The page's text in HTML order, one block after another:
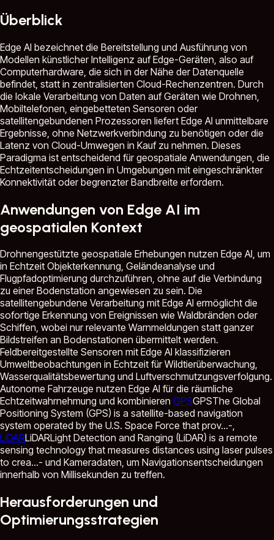
Überblick
Edge AI bezeichnet die Bereitstellung und Ausführung von
Modellen künstlicher Intelligenz auf Edge-Geräten, also auf
Computerhardware, die sich in der Nähe der Datenquelle
befindet, statt in zentralisierten Cloud-Rechenzentren. Durch
die lokale Verarbeitung von Daten auf Geräten wie Drohnen,
Mobiltelefonen, eingebetteten Sensoren oder
satellitengebundenen Prozessoren liefert Edge AI unmittelbare
Ergebnisse, ohne Netzwerkverbindung zu benötigen oder die
Latenz von Cloud-Umwegen in Kauf zu nehmen. Dieses
Paradigma ist entscheidend für geospatiale Anwendungen, die
Echtzeitentscheidungen in Umgebungen mit eingeschränkter
Konnektivität oder begrenzter Bandbreite erfordern.
Anwendungen von Edge AI im
geospatialen Kontext
Drohnengestützte geospatiale Erhebungen nutzen Edge AI, um
in Echtzeit Objekterkennung, Geländeanalyse und
Flugpfadoptimierung durchzuführen, ohne auf die Verbindung
zu einer Bodenstation angewiesen zu sein. Die
satellitengebundene Verarbeitung mit Edge AI ermöglicht die
sofortige Erkennung von Ereignissen wie Waldbränden oder
Schiffen, wobei nur relevante Warnmeldungen statt ganzer
Bildstreifen an Bodenstationen übermittelt werden.
Feldbereitgestellte Sensoren mit Edge AI klassifizieren
Umweltbeobachtungen in Echtzeit für Wildtierüberwachung,
Wasserqualitätsbewertung und Luftverschmutzungsverfolgung.
Autonome Fahrzeuge nutzen Edge AI für die räumliche
Echtzeitwahrnehmung und kombinieren GPSGPSThe Global
Positioning System (GPS) is a satellite-based navigation
system operated by the U.S. Space Force that prov...-,
LiDARLiDARLight Detection and Ranging (LiDAR) is a remote
sensing technology that measures distances using laser pulses
to crea...- und Kameradaten, um Navigationsentscheidungen
innerhalb von Millisekunden zu treffen.
Herausforderungen und
Optimierungsstrategien